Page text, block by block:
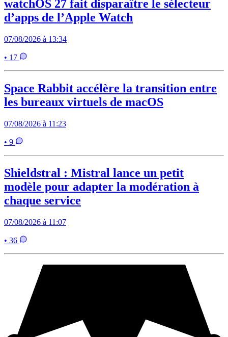
watchOS 27 fait disparaître le sélecteur
d’apps de l’Apple Watch
07/08/2026 à 13:34
• 17
Space Rabbit accélère la transition entre
les bureaux virtuels de macOS
07/08/2026 à 11:23
• 9
Shieldstral : Mistral lance un petit
modèle pour adapter la modération à
chaque service
07/08/2026 à 11:07
• 36